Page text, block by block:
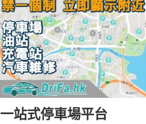
一站式停車場平台